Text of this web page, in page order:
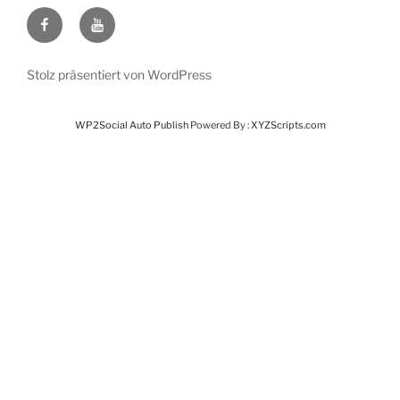
FacebookYoutube
Stolz präsentiert von WordPress
WP2Social Auto PublishPowered By :XYZScripts.com